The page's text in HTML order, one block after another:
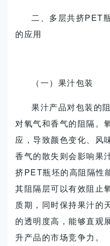
二、多层共挤PET
的应用
（一）果汁包装
果汁产品对包装的
对氧气和香气的阻隔。
应，导致颜色变化、风
香气的散失则会影响果
挤PET瓶坯的高阻隔性
其阻隔层可以有效阻止
质期，同时保持果汁的
的透明度高，能够直观
升产品的市场竞争力。